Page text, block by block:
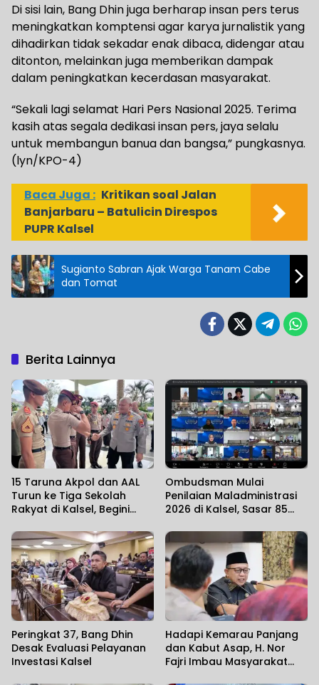
Di sisi lain, Bang Dhin juga berharap insan pers terus
meningkatkan komptensi agar karya jurnalistik yang
dihadirkan tidak sekadar enak dibaca, didengar atau
ditonton, melainkan juga memberikan dampak
dalam peningkatkan kecerdasan masyarakat.
“Sekali lagi selamat Hari Pers Nasional 2025. Terima
kasih atas segala dedikasi insan pers, jaya selalu
untuk membangun banua dan bangsa,” pungkasnya.
(lyn/KPO-4)
Baca Juga : Kritikan soal Jalan
Banjarbaru – Batulicin Direspos
PUPR Kalsel
Sugianto Sabran Ajak Warga Tanam Cabe
dan Tomat
Berita Lainnya
15 Taruna Akpol dan AAL
Turun ke Tiga Sekolah
Rakyat di Kalsel, Begini
Ombudsman Mulai
Penilaian Maladministrasi
2026 di Kalsel, Sasar 85
Peringkat 37, Bang Dhin
Desak Evaluasi Pelayanan
Investasi Kalsel
Hadapi Kemarau Panjang
dan Kabut Asap, H. Nor
Fajri Imbau Masyarakat